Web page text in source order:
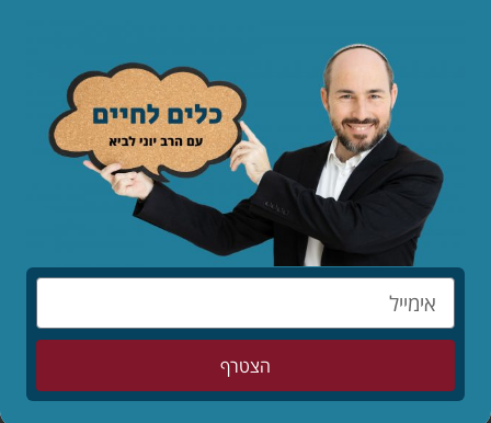
באמת אתם שומרים לקשר הייחודי שלכם),
על דרך השלילה – להגיע לקשר של חייכם כשאתם מלאים בצלקות
נפשיות, אכזבות, זיכרונות והשוואות לקשרים קודמים זה דבר
סדר נכון(נשמה, נפש ורק לבסוף גוף),עיתוי(כשכל צד
מספיק מגובש ויודע מה הוא רוצה מעצמו),אחריות(אין אהבת אמת
בלי אחריות. הטבעת ששמת על ידה והתחייבת לה להיות שם
בשבילה באש ובמים שווה יותר מהמחוייבות של זוג לא נשוי שגר
סתם כך עשר שנים ביחד), ו
השקעה בלתי פוסקת
והצמחת הקשר. על גבי כל המרכיבים האלו יכולה לשרות השכינה
ולהבטיח שאם בגיל עשרים אתם מאוהבים, בגיל שמונים תהיו
מטורפים מאהבה זה על זו.
הצטרף